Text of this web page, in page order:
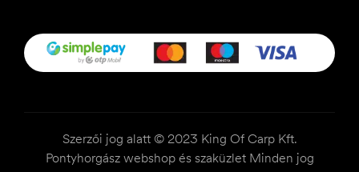
Szerzői jog alatt © 2023 King Of Carp Kft.
Pontyhorgász webshop és szaküzlet Minden jog